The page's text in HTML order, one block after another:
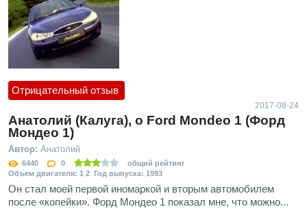
Отрицательный отзыв
2017-08-24
Анатолий (Калуга), о Ford Mondeo 1 (Форд
Мондео 1)
Автор: Анатолий
6440 0
общий рейтинг
Объем двигателя: 1 2 Год выпуска: 1993
Он стал моей первой иномаркой и вторым автомобилем
после «копейки». Форд Мондео 1 показал мне, что можно...